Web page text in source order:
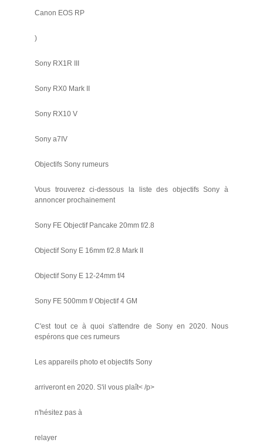
Canon EOS RP
)
Sony RX1R III
Sony RX0 Mark II
Sony RX10 V
Sony a7IV
Objectifs Sony rumeurs
Vous trouverez ci-dessous la liste des objectifs Sony à
annoncer prochainement
Sony FE Objectif Pancake 20mm f/2.8
Objectif Sony E 16mm f/2.8 Mark II
Objectif Sony E 12-24mm f/4
Sony FE 500mm f/ Objectif 4 GM
C'est tout ce à quoi s'attendre de Sony en 2020. Nous
espérons que ces rumeurs
Les appareils photo et objectifs Sony
arriveront en 2020. S'il vous plaît< /p>
n'hésitez pas à
relayer